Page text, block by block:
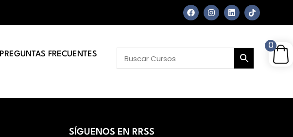
PREGUNTAS FRECUENTES
SÍGUENOS EN RRSS
0